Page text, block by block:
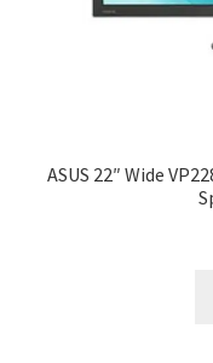
ASUS 22″ Wide